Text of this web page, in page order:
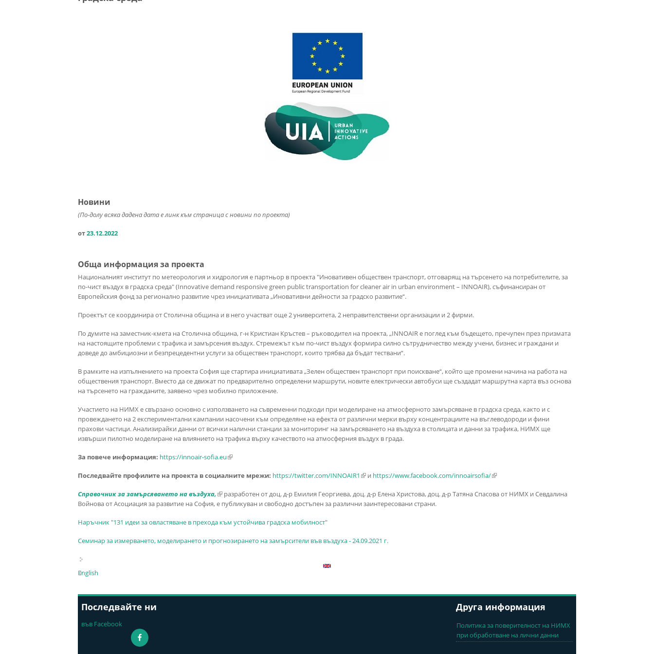
Новини
(По-долу всяка дадена дата е линк към страница с новини по проекта)
от23.12.2022
Обща информация за проекта
Националният институт по метеорология и хидрология е партньор в проекта "Иновативен обществен транспорт, отговарящ на търсенето на потребителите, за
по-чист въздух в градска среда" (Innovative demand responsive green public transportation for cleaner air in urban environment – INNOAIR), съфинансиран от
Европейския фонд за регионално развитие чрез инициативата „Иновативни дейности за градско развитие“.
Проектът се координира от Столична община и в него участват още 2 университета, 2 неправителствени организации и 2 фирми.
По думите на заместник-кмета на Столична община, г-н Кристиан Кръстев – ръководител на проекта, „INNOAIR е поглед към бъдещето, пречупен през призмата
на настоящите проблеми с трафика и замърсения въздух. Стремежът към по-чист въздух формира силно сътрудничество между учени, бизнес и граждани и
доведе до амбициозни и безпрецедентни услуги за обществен транспорт, които трябва да бъдат тествани“.
В рамките на изпълнението на проекта София ще стартира инициативата „Зелен обществен транспорт при поискване“, който ще промени начина на работа на
обществения транспорт. Вместо да се движат по предварително определени маршрути, новите електрически автобуси ще създадат маршрутна карта въз основа
на търсенето на гражданите, заявено чрез мобилно приложение.
Участието на НИМХ е свързано основно с използването на съвременни подходи при моделиране на атмосферното замърсяване в градска среда, както и с
провеждането на 2 експериментални кампании насочени към определяне на ефекта от различни мерки върху концентрациите на въглеводороди и фини
прахови частици. Анализирайки данни от всички налични станции за мониторинг на замърсяването на въздуха в столицата и данни за трафика, НИМХ ще
извърши пилотно моделиране на влиянието на трафика върху качеството на атмосферния въздух в града.
За повече информация: https://innoair-sofia.eu(link is external)
Последвайте профилите на проекта в социалните мрежи: https://twitter.com/INNOAIR1 (link is external)
и https://www.facebook.com/innoairsofia/(link is external)
Справочник за замърсяването на въздуха,(link is external)
разработен от доц. д-р Емилия Георгиева, доц. д-р Елена Христова, доц. д-р Татяна Спасова от НИМХ и Севдалина
Войнова от Асоциация за развитие на София, е публикуван и свободно достъпен за различни заинтересовани страни.
Наръчник "131 идеи за овластяване в прехода към устойчива градска мобилност"
Семинар за измерването, моделирането и прогнозирането на замърсители във въздуха - 24.09.2021 г.
English
Последвайте ни
във Facebook
Друга информация
Политика за поверителност на НИМХ
при обработване на лични данни